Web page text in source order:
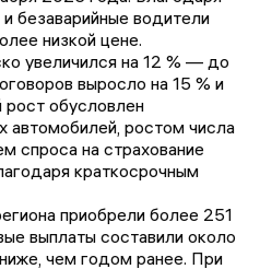
безаварийные водители
низкой цене.
увеличился на 12 % — до
выросло на 15 % и
рост обусловлен
автомобилей, ростом числа
спроса на страхование
краткосрочным
приобрели более 251
выплаты составили около
чем годом ранее. При